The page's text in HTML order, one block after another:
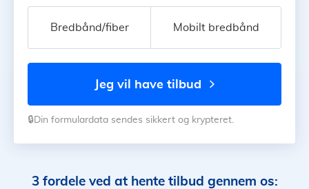
Bredbånd/fiber Mobilt bredbånd
jeg vil have tilbud
🔒Din formulardata sendes sikkert og krypteret.
3 fordele ved at hente tilbud gennem os: